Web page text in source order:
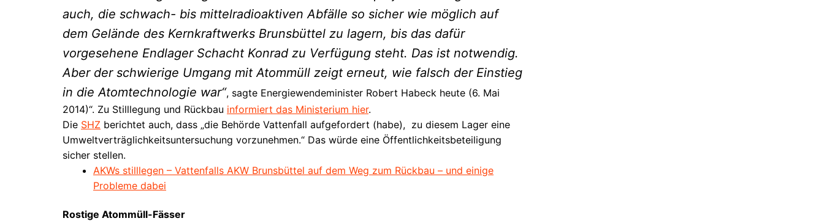
auch, die schwach- bis mittelradioaktiven Abfälle so sicher wie möglich auf
dem Gelände des Kernkraftwerks Brunsbüttel zu lagern, bis das dafür
vorgesehene Endlager Schacht Konrad zu Verfügung steht. Das ist notwendig.
Aber der schwierige Umgang mit Atommüll zeigt erneut, wie falsch der Einstieg
in die Atomtechnologie war , sagte Energiewendeminister Robert Habeck heute (6. Mai
2014)“. Zu Stilllegung und Rückbau informiert das Ministerium hier.
Die SHZ berichtet auch, dass „die Behörde Vattenfall aufgefordert (habe), zu diesem Lager eine
Umweltverträglichkeitsuntersuchung vorzunehmen.“ Das würde eine Öffentlichkeitsbeteiligung
sicher stellen.
AKWs stilllegen – Vattenfalls AKW Brunsbüttel auf dem Weg zum Rückbau – und einige
Probleme dabei
Rostige Atommüll-Fässer